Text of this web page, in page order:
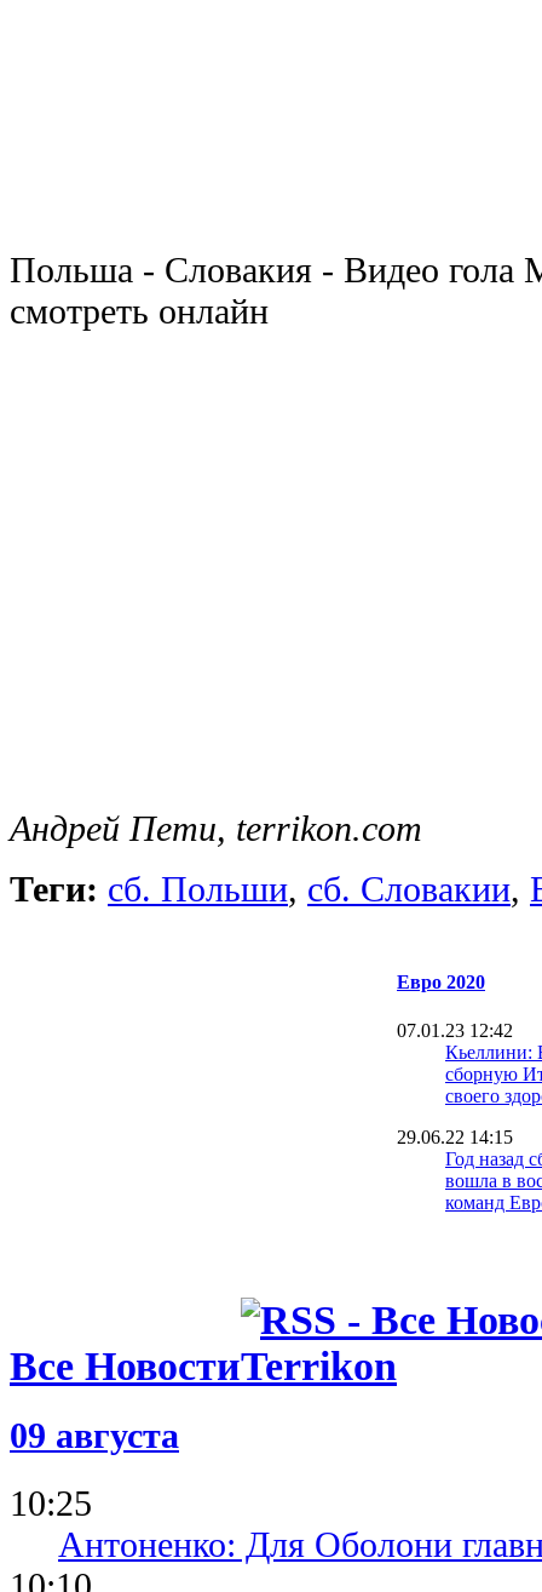
Польша - Словакия - Видео
смотреть онлайн
Андрей Пети, terrikon.com
Теги: сб. Польши, сб. Словакии,
Евро 2020
07.01.23 12:42
Кьеллини:
сборную
своего
29.06.22 14:15
Год назад
вошла в
команд
Евро-2020
Все Новости
09 августа
10:25
Антоненко: Для Оболони